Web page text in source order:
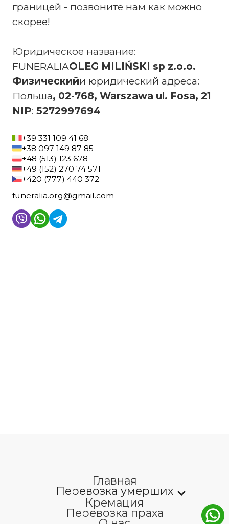
границей - позвоните нам как можно
скорее!
Юридическое название:
FUNERALIAOLEG MILIŃSKI sp z.o.o.
‍Физическийи юридический адреса:
‍Польша, 02-768, Warszawa ul. Fosa, 21
‍NIP: 5272997694
+39 331 109 41 68
+38 097 149 87 85
+48 (513) 123 678
+49 (152) 270 74 571
+420 (777) 440 372
funeralia.org@gmail.com
Главная
Перевозка умерших
Кремация
Перевозка праха